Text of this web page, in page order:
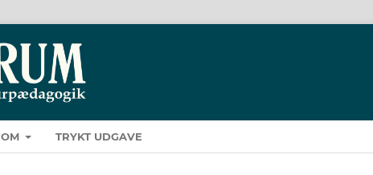
OM TRYKT UDGAVE